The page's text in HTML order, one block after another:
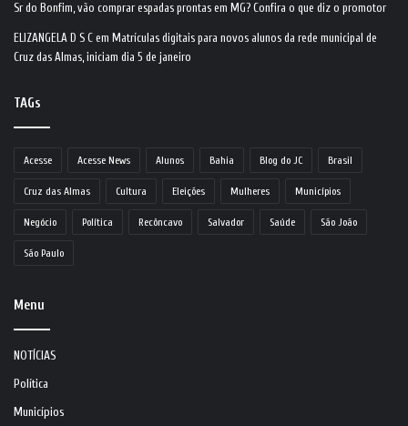
Sr do Bonfim, vão comprar espadas prontas em MG? Confira o que diz o promotor
ELIZANGELA D S C em Matrículas digitais para novos alunos da rede municipal de
Cruz das Almas, iniciam dia 5 de janeiro
TAGs
Acesse Acesse News Alunos Bahia Blog do JC Brasil
Cruz das Almas Cultura Eleições Mulheres Municípios
Negócio Política Recôncavo Salvador Saúde São João
São Paulo
Menu
NOTÍCIAS
Política
Municípios